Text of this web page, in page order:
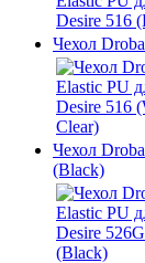
Чехол
Чехол
(Black)